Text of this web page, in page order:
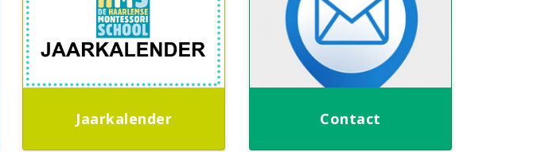
Jaarkalender Contact